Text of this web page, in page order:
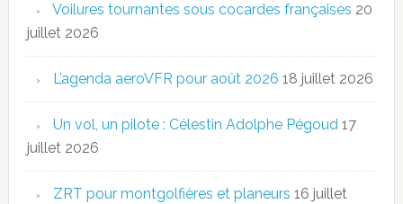
Voilures tournantes sous cocardes françaises 20
juillet 2026
L’agenda aeroVFR pour août 2026 18 juillet 2026
Un vol, un pilote : Célestin Adolphe Pégoud 17
juillet 2026
ZRT pour montgolfières et planeurs 16 juillet